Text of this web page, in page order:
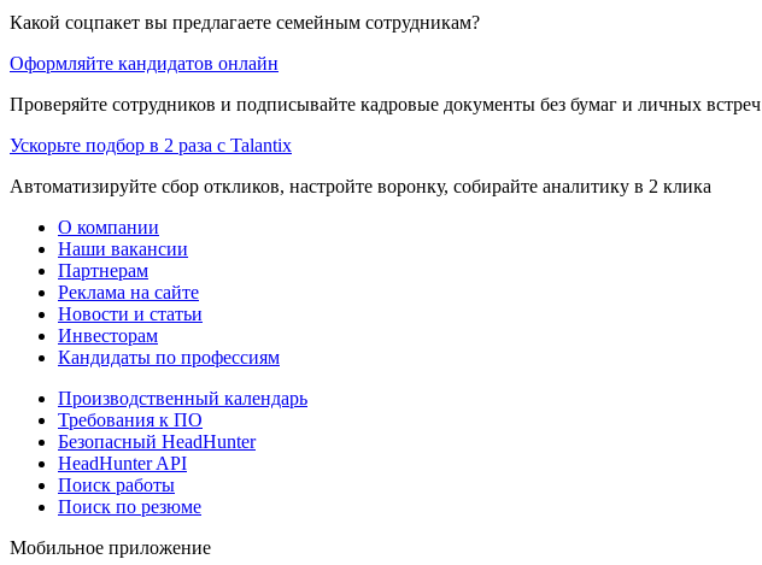
Какой соцпакет вы предлагаете семейным сотрудникам?
Оформляйте кандидатов онлайн
Проверяйте сотрудников и подписывайте кадровые документы без бумаг и личных встреч
Ускорьте подбор в 2 раза с Talantix
Автоматизируйте сбор откликов, настройте воронку, собирайте аналитику в 2 клика
О компании
Наши вакансии
Партнерам
Реклама на сайте
Новости и статьи
Инвесторам
Кандидаты по профессиям
Производственный календарь
Требования к ПО
Безопасный HeadHunter
HeadHunter API
Поиск работы
Поиск по резюме
Мобильное приложение